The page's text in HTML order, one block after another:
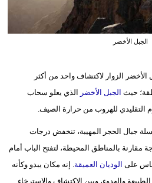
وتكنولوجيا
مدوَّنات
أبراج
الجبل الأخضر
الأخضر الزوار لاكتشاف واحد من أكثر
حيث الجبل الأخضر الذي يعلو سحاب
التقليدي للهروب من حرارة الصيف.
جبال الحجر المهيبة، تنخفض درجات
هناك بما يصل إلى 15 درجة مقارنة بالمناطق المحيطة، لتفتح الباب أمام
على الوديان العميقة. إنه مكان يبدو وكأنه
والهدوء، وبين الاكتشاف والاسترخاء.